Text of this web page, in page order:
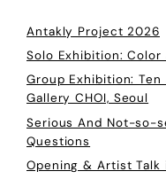
Antakly Project 2026
Solo Exhibition:
Group Exhibition:
Gallery CHOI, Seoul
Serious And Not-so-
Questions
Opening & Artist Talk